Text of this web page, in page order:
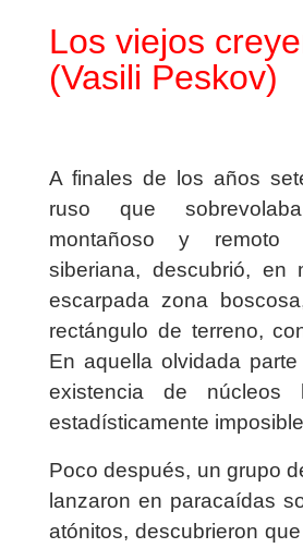
Los viejos
(Vasili Peskov)
A finales de los años
ruso que
montañoso y
siberiana, descubrió, en
escarpada zona
rectángulo de terreno,
En aquella olvidada
existencia de núcleos
estadísticamente
Poco después, un grupo
lanzaron en paracaídas
atónitos, descubrieron